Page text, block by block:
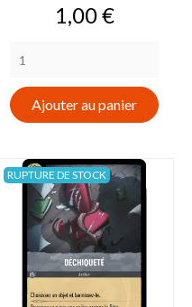
Prix
1,00 €
Ajouter au panier
RUPTURE DE STOCK